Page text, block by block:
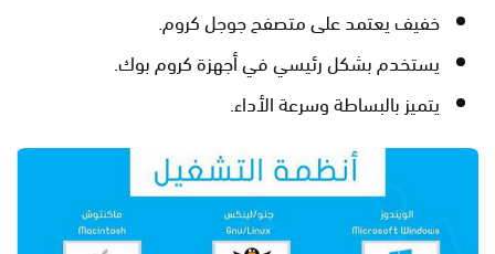
خفيف يعتمد على متصفح جوجل كروم.
يستخدم بشكل رئيسي في أجهزة كروم بوك.
يتميز بالبساطة وسرعة الأداء.